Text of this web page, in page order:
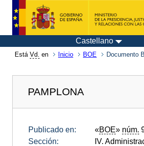
Castellano
Está Vd. en Inicio BOE Documento
PAMPLONA
Publicado en: «BOE» núm.
Sección:
IV.